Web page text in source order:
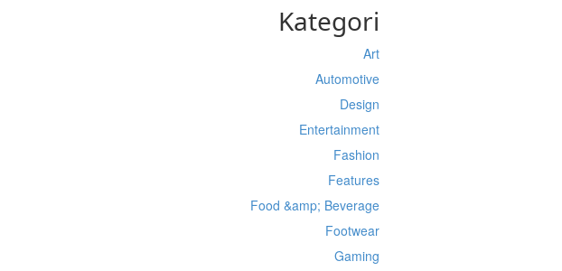
Kategori
Art
Automotive
Design
Entertainment
Fashion
Features
Food &amp; Beverage
Footwear
Gaming